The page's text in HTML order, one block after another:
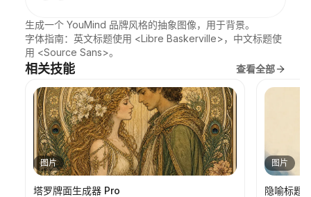
生成一个 YouMind 品牌风格的抽象图像，用于背景。
字体指南：英文标题使用 <Libre Baskerville>，中文标题使
用 <Source Sans>。
相关技能 查看全部
图片
塔罗牌面生成器 Pro
图片
隐喻标题